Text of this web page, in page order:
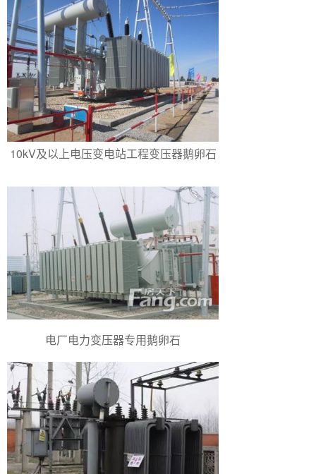
10kV及以上电压变电站工程变压器鹅卵石
电厂电力变压器专用鹅卵石